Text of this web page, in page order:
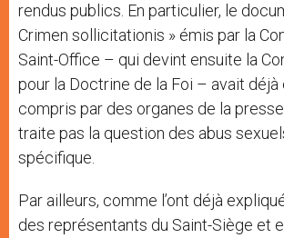
rendus publics. En particulier, le
Crimen sollicitationis » émis par la
Saint-Office – qui devint ensuite la
pour la Doctrine de la Foi – avait
compris par des organes de la
traite pas la question des abus
spécifique.
Par ailleurs, comme l’ont déjà
des représentants du Saint-Siège et